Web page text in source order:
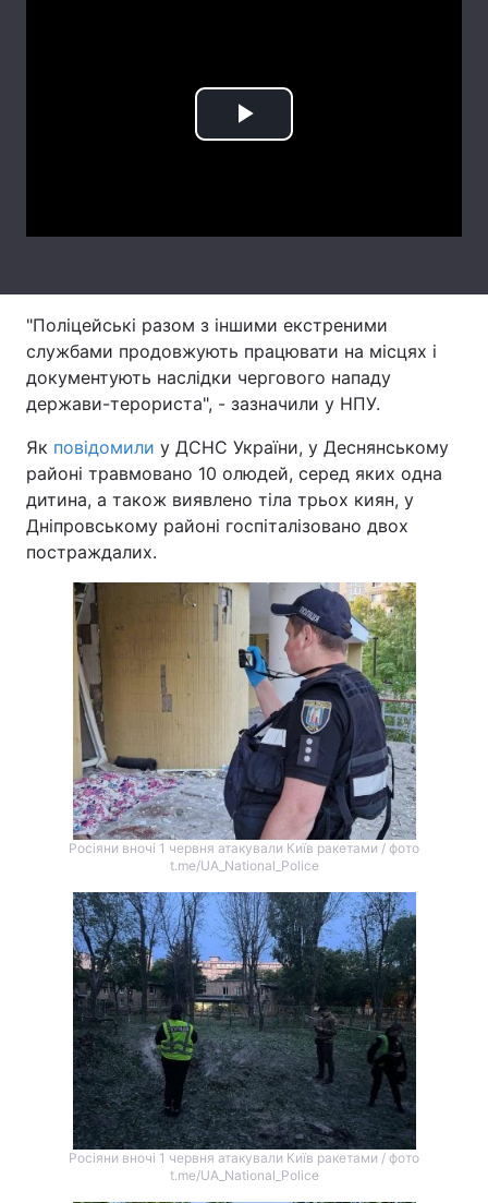
Послуги
Тема оформлення
Play
"Поліцейські разом з іншими екстреними
службами продовжують працювати на місцях і
документують наслідки чергового нападу
держави-терориста", - зазначили у НПУ.
Як повідомили у ДСНС України, у Деснянському
районі травмовано 10 олюдей, серед яких одна
дитина, а також виявлено тіла трьох киян, у
Дніпровському районі госпіталізовано двох
постраждалих.
Росіяни вночі 1 червня атакували Київ ракетами / фото
t.me/UA_National_Police
Росіяни вночі 1 червня атакували Київ ракетами / фото
t.me/UA_National_Police